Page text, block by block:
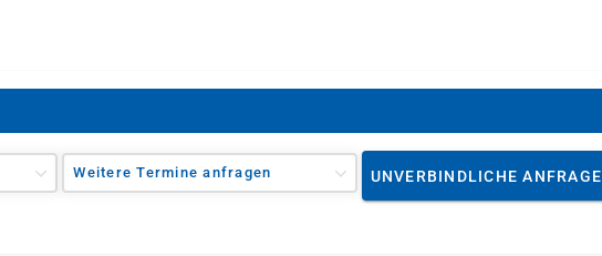
Weitere Termine anfragen UNVERBINDLICHE ANFRAGE